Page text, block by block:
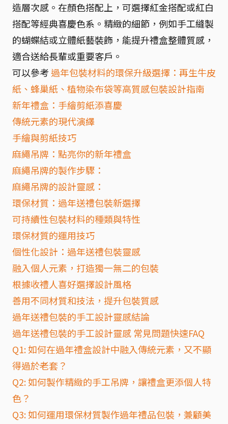
造層次感。在顏色搭配上，可選擇紅金搭配或紅白
搭配等經典喜慶色系。精緻的細節，例如手工縫製
的蝴蝶結或立體紙藝裝飾，能提升禮盒整體質感，
適合送給長輩或重要客戶。
可以參考 過年包裝材料的環保升級選擇：再生牛皮
紙、蜂巢紙、植物染布袋等高質感包裝設計指南
新年禮盒：手繪剪紙添喜慶
傳統元素的現代演繹
手繪與剪紙技巧
麻繩吊牌：點亮你的新年禮盒
麻繩吊牌的製作步驟：
麻繩吊牌的設計靈感：
環保材質：過年送禮包裝新選擇
可持續性包裝材料的種類與特性
環保材質的運用技巧
個性化設計：過年送禮包裝靈感
融入個人元素，打造獨一無二的包裝
根據收禮人喜好選擇設計風格
善用不同材質和技法，提升包裝質感
過年送禮包裝的手工設計靈感結論
過年送禮包裝的手工設計靈感 常見問題快速FAQ
Q1: 如何在過年禮盒設計中融入傳統元素，又不顯
得過於老套？
Q2: 如何製作精緻的手工吊牌，讓禮盒更添個人特
色？
Q3: 如何運用環保材質製作過年禮品包裝，兼顧美